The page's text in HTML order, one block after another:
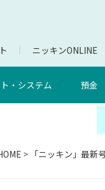
ニッキンONLINE
・システム 預金
> 「ニッキン」最新